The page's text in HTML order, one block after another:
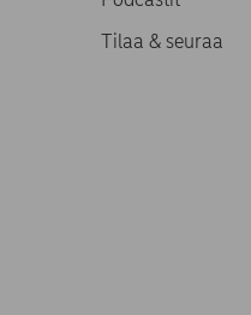
Tilaa & seuraa